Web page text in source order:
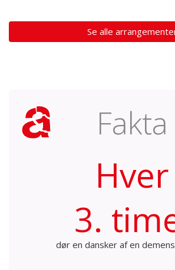
Se alle
Fakta
Hver
3.
dør en dansker af en